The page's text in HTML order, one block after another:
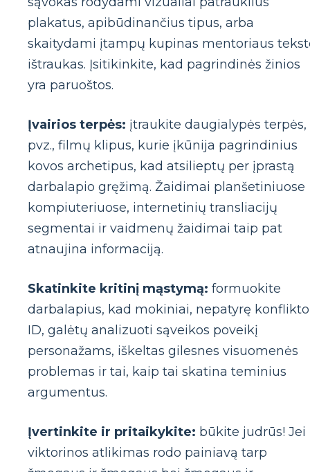
plakatus, apibūdinančius tipus, arba
skaitydami įtampų kupinas mentoriaus
ištraukas. Įsitikinkite, kad pagrindinės žinios
yra paruoštos.
Įvairios terpės: įtraukite daugialypės terpės,
pvz., filmų klipus, kurie įkūnija pagrindinius
kovos archetipus, kad atsilieptų per įprastą
darbalapio gręžimą. Žaidimai planšetiniuose
kompiuteriuose, internetinių transliacijų
segmentai ir vaidmenų žaidimai taip pat
atnaujina informaciją.
Skatinkite kritinį mąstymą: formuokite
darbalapius, kad mokiniai, nepatyrę konflikto
ID, galėtų analizuoti sąveikos poveikį
personažams, iškeltas gilesnes visuomenės
problemas ir tai, kaip tai skatina teminius
argumentus.
Įvertinkite ir pritaikykite: būkite judrūs! Jei
viktorinos atlikimas rodo painiavą tarp